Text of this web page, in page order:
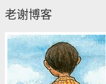
老谢博客